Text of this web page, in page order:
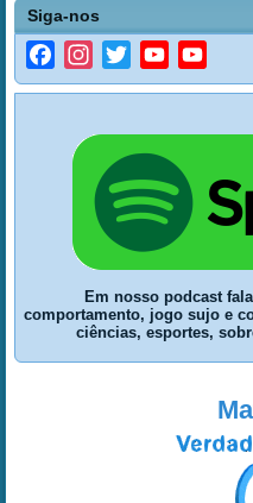
Siga-nos
FacebookInstagramTwitterYouTube
Em nosso podcast
comportamento, jogo sujo e
ciências, esportes,